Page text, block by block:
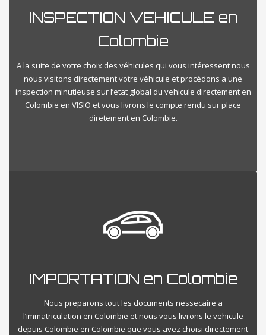
INSPECTION VEHICULE en
Colombie
A la suite de votre choix des véhicules qui vous intéressent nous
nous visitons directement votre véhicule et procédons a une
inspection minutieuse sur l’etat global du vehicule directement en
Colombie en VISIO et vous livrons le compte rendu sur place
diretement en Colombie.
IMPORTATION en Colombie
Nous preparons tout les documents nessecaire a
l’immatriculation en Colombie et nous vous livrons le vehicule
depuis Colombie en Colombie que vous avez choisi directement